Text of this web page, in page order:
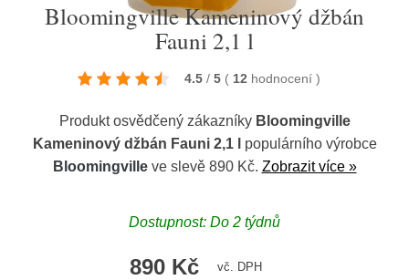
Bloomingville Kameninový džbán
Fauni 2,1 l
4.5 / 5 ( 12 hodnocení )
Produkt osvědčený zákazníky Bloomingville
Kameninový džbán Fauni 2,1 l
populárního výrobce
Bloomingvilleve slevě 890 Kč. Zobrazit více »
Dostupnost: Do 2 týdnů
890 Kč vč. DPH